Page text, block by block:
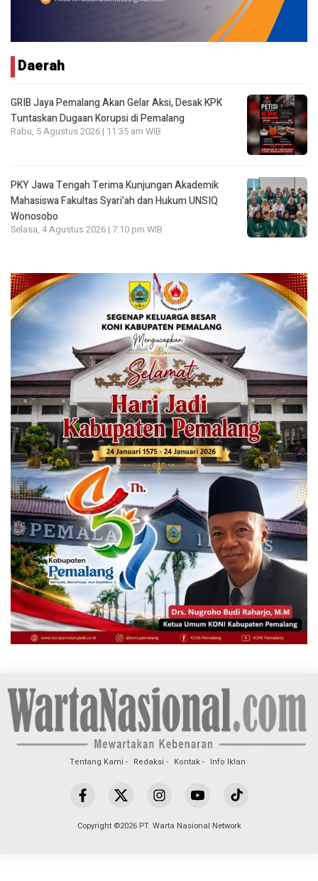
Daerah
GRIB Jaya Pemalang Akan Gelar Aksi, Desak KPK
Tuntaskan Dugaan Korupsi di Pemalang
Rabu, 5 Agustus 2026 | 11:35 am WIB
PKY Jawa Tengah Terima Kunjungan Akademik
Mahasiswa Fakultas Syari’ah dan Hukum UNSIQ
Wonosobo
Selasa, 4 Agustus 2026 | 7:10 pm WIB
Tentang Kami Redaksi Kontak Info Iklan
Copyright ©2026 PT. Warta Nasional Network